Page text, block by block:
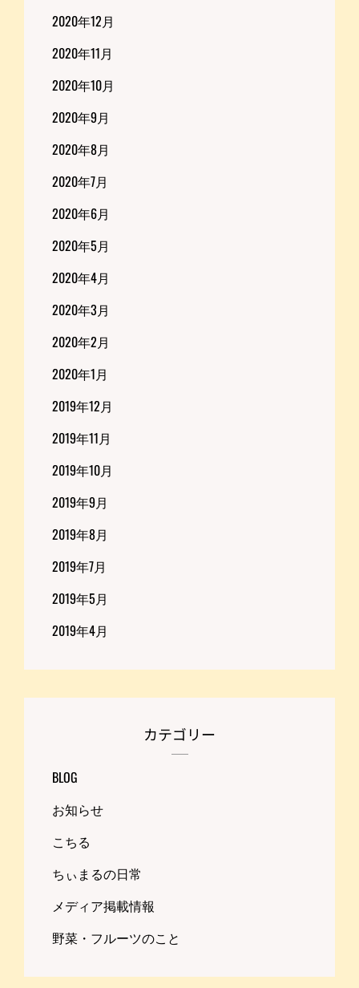
2020年12月
2020年11月
2020年10月
2020年9月
2020年8月
2020年7月
2020年6月
2020年5月
2020年4月
2020年3月
2020年2月
2020年1月
2019年12月
2019年11月
2019年10月
2019年9月
2019年8月
2019年7月
2019年5月
2019年4月
カテゴリー
BLOG
お知らせ
こちる
ちぃまるの日常
メディア掲載情報
野菜・フルーツのこと